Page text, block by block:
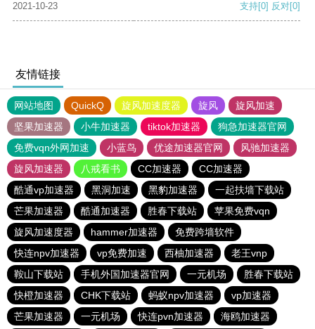
2021-10-23 支持[0] 反对[0]
友情链接
网站地图 QuickQ 旋风加速度器 旋风
旋风加速
坚果加速器
小牛加速器 tiktok加速器
狗急加速器官网
免费vqn外网加速
小蓝鸟 优途加速器官网
风驰加速器
旋风加速器
八戒看书 CC加速器
CC加速器
酷通vp加速器
黑洞加速 黑豹加速器
一起扶墙下载站
芒果加速器
酷通加速器 胜春下载站
苹果免费vqn
旋风加速度器
hammer加速器
免费跨墙软件
快连npv加速器
vp免费加速 西柚加速器
老王vnp
鞍山下载站
手机外国加速器官网 一元机场
胜春下载站
快橙加速器
CHK下载站 蚂蚁npv加速器
vp加速器
芒果加速器
一元机场 快连pvn加速器 海鸥加速器